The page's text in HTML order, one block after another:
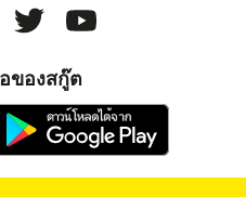
ของสกู๊ต